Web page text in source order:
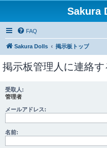
Sakura
FAQ
Sakura Dolls 掲示板トップ
掲示板管理人に連絡す
受取人:
管理者
メールアドレス:
名前: